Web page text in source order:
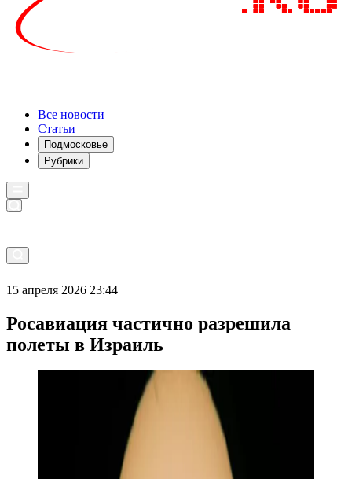
Все новости
Статьи
Подмосковье
Рубрики
15 апреля 2026 23:44
Росавиация частично разрешила
полеты в Израиль